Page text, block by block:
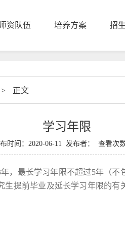
资队伍 培养方案 招
> 正文
学习年限
时间：2020-06-11 发布者： 查看次
，最长学习年限不超过5年（不
生提前毕业及延长学习年限的